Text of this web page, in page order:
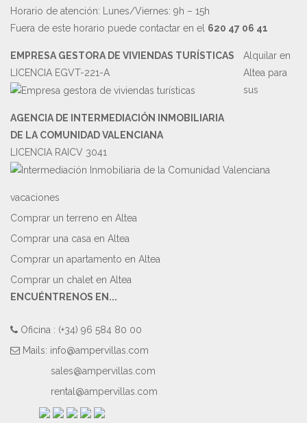
Horario de atención: Lunes/Viernes: 9h – 15h
Fuera de este horario puede contactar en el 620 47 06 41
EMPRESA GESTORA DE VIVIENDAS TURÍSTICAS
LICENCIA EGVT-221-A
AGENCIA DE INTERMEDIACIÓN INMOBILIARIA
DE LA COMUNIDAD VALENCIANA
LICENCIA RAICV 3041
Alquilar en
Altea para
sus
vacaciones
Comprar un terreno en Altea
Comprar una casa en Altea
Comprar un apartamento en Altea
Comprar un chalet en Altea
ENCUÉNTRENOS EN...
Oficina : (+34) 96 584 80 00
Mails: info@ampervillas.com
sales@ampervillas.com
rental@ampervillas.com